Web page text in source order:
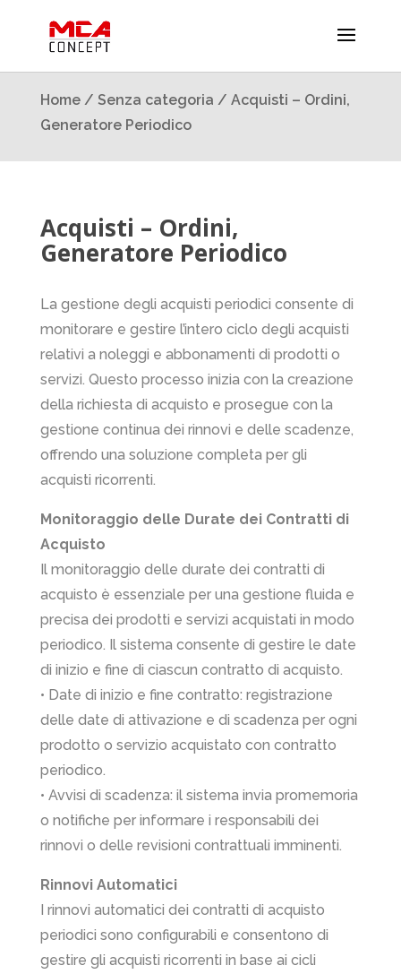
Home/ Senza categoria / Acquisti – Ordini,
Generatore Periodico
Acquisti – Ordini,
Generatore Periodico
La gestione degli acquisti periodici consente di
monitorare e gestire l’intero ciclo degli acquisti
relativi a noleggi e abbonamenti di prodotti o
servizi. Questo processo inizia con la creazione
della richiesta di acquisto e prosegue con la
gestione continua dei rinnovi e delle scadenze,
offrendo una soluzione completa per gli
acquisti ricorrenti.
Monitoraggio delle Durate dei Contratti di
Acquisto
Il monitoraggio delle durate dei contratti di
acquisto è essenziale per una gestione fluida e
precisa dei prodotti e servizi acquistati in modo
periodico. Il sistema consente di gestire le date
di inizio e fine di ciascun contratto di acquisto.
• Date di inizio e fine contratto: registrazione
delle date di attivazione e di scadenza per ogni
prodotto o servizio acquistato con contratto
periodico.
• Avvisi di scadenza: il sistema invia promemoria
o notifiche per informare i responsabili dei
rinnovi o delle revisioni contrattuali imminenti.
Rinnovi Automatici
I rinnovi automatici dei contratti di acquisto
periodici sono configurabili e consentono di
gestire gli acquisti ricorrenti in base ai cicli